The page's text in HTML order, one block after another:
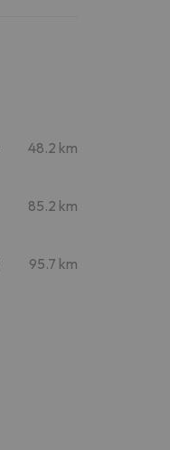
48.2 km
85.2 km
95.7 km